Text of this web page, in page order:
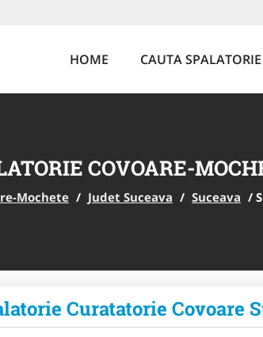
HOME CAUTA
COVOARE-
Mochete / Judet Suceava / Suceava /
Curatatorie Covoare